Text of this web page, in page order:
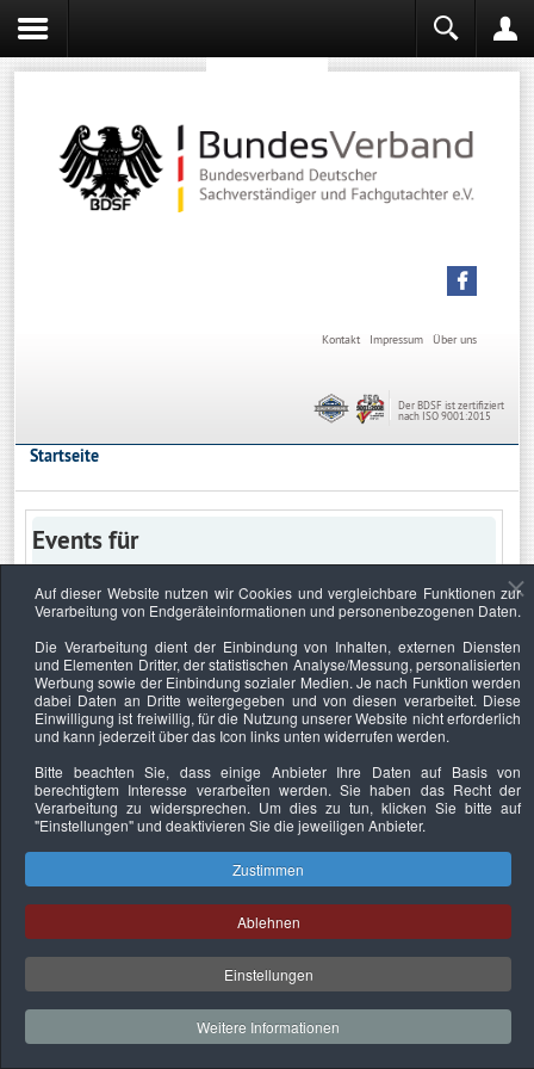
Über uns
Impressum
Kontakt
Der BDSF ist zertifiziert
nach ISO 9001:2015
Startseite
Events für
Keine Termine
Datenschutzerklärung Urheberrechtsnachweise Nachhaltigkeit
Copyright © 2026. Bundesverband Deutscher
Sachverständiger und Fachgutachter e.V..
Auf dieser Website nutzen wir Cookies und vergleichbare Funktionen zur
Verarbeitung von Endgeräteinformationen und personenbezogenen Daten.
Die Verarbeitung dient der Einbindung von Inhalten, externen Diensten
und Elementen Dritter, der statistischen Analyse/Messung, personalisierten
Werbung sowie der Einbindung sozialer Medien. Je nach Funktion werden
dabei Daten an Dritte weitergegeben und von diesen verarbeitet. Diese
Einwilligung ist freiwillig, für die Nutzung unserer Website nicht erforderlich
und kann jederzeit über das Icon links unten widerrufen werden.
Bitte beachten Sie, dass einige Anbieter Ihre Daten auf Basis von
berechtigtem Interesse verarbeiten werden. Sie haben das Recht der
Verarbeitung zu widersprechen. Um dies zu tun, klicken Sie bitte auf
"Einstellungen"und deaktivieren Sie die jeweiligen Anbieter.
Zustimmen
Ablehnen
Einstellungen
Weitere Informationen